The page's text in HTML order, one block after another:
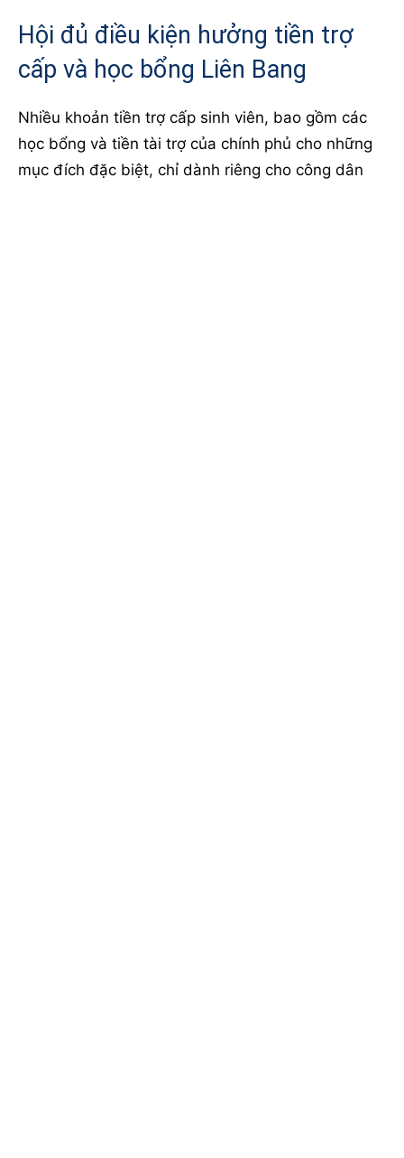
Hội đủ điều kiện hưởng tiền trợ
cấp và học bổng Liên Bang
Nhiều khoản tiền trợ cấp sinh viên, bao gồm các
học bổng và tiền tài trợ của chính phủ cho những
mục đích đặc biệt, chỉ dành riêng cho công dân